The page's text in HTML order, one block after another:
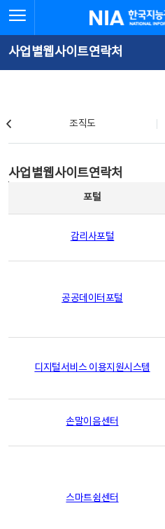
문
로
가
체
뉴
바
가
한국지능정보사회
사업별웹사이트연락처
조직도
사업별웹사이트연락처
포털
감리사포털
공공데이터포털
디지털서비스 이용지원시스템
손말이음센터
스마트쉼센터